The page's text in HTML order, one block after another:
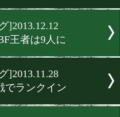
ング]2013.12.26
がランクイン
ング]2013.12.15
本3選手がランクイ